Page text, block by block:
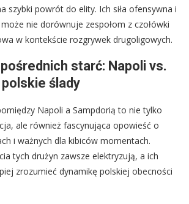
szybki powrót do elity. Ich siła ofensywna i
nie dorównuje zespołom z czołówki
w kontekście rozgrywek drugoligowych.
starć: Napoli vs.
ślady
Napoli a Sampdorią to nie tylko
ale również fascynująca opowieść o
i ważnych dla kibiców momentach.
tych drużyn zawsze elektryzują, a ich
zrozumieć dynamikę polskiej obecności